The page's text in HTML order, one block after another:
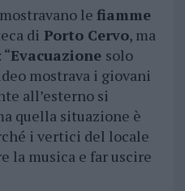
le fiamme
di Porto Cervo, ma
Evacuazione solo
mostrava i giovani
all’esterno si
quella situazione è
i vertici del locale
la musica e far uscire